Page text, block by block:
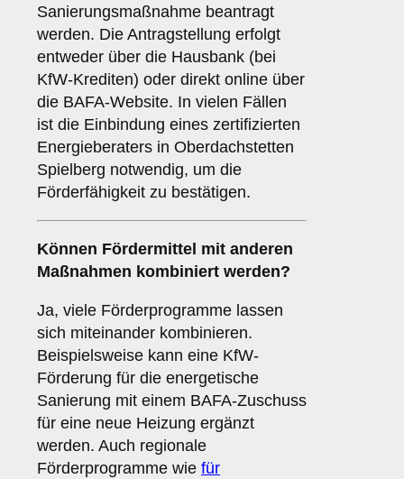
Sanierungsmaßnahme beantragt
werden. Die Antragstellung erfolgt
entweder über die Hausbank (bei
KfW-Krediten) oder direkt online über
die BAFA-Website. In vielen Fällen
ist die Einbindung eines zertifizierten
Energieberaters in Oberdachstetten
Spielberg notwendig, um die
Förderfähigkeit zu bestätigen.
Können Fördermittel mit anderen
Maßnahmen kombiniert werden?
Ja, viele Förderprogramme lassen
sich miteinander kombinieren.
Beispielsweise kann eine KfW-
Förderung für die energetische
Sanierung mit einem BAFA-Zuschuss
für eine neue Heizung ergänzt
werden. Auch regionale
Förderprogramme wie für